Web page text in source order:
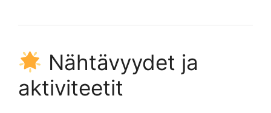
Nähtävyydet ja
aktiviteetit